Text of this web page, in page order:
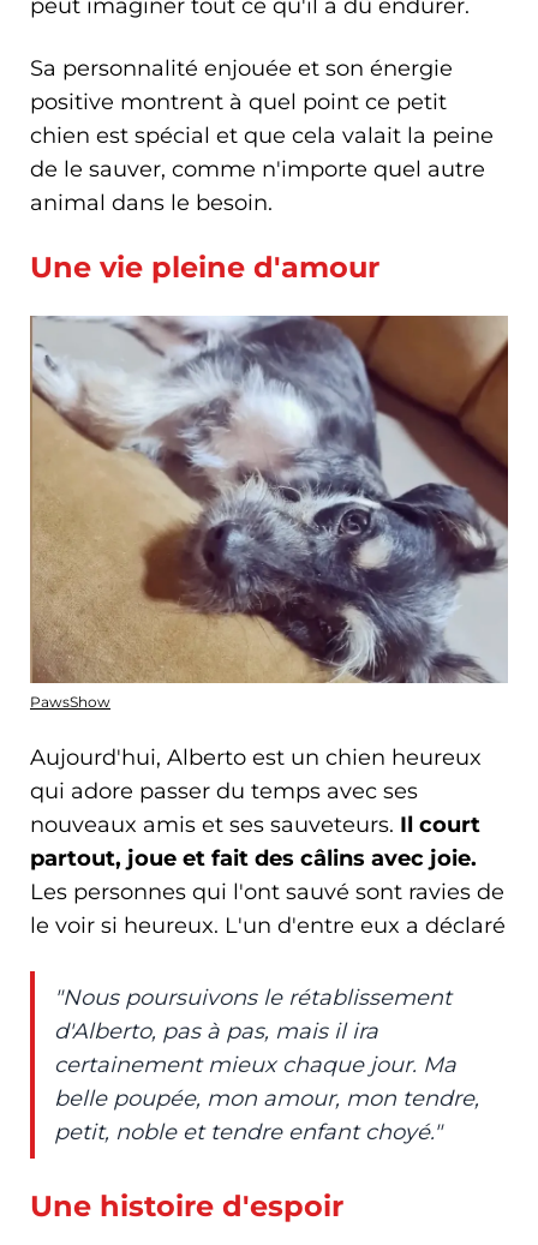
peut imaginer tout ce qu'il a dû endurer.
Sa personnalité enjouée et son énergie
positive montrent à quel point ce petit
chien est spécial et que cela valait la peine
de le sauver, comme n'importe quel autre
animal dans le besoin.
Une vie pleine d'amour
PawsShow
Aujourd'hui, Alberto est un chien heureux
qui adore passer du temps avec ses
nouveaux amis et ses sauveteurs. Il court
partout, joue et fait des câlins avec joie.
Les personnes qui l'ont sauvé sont ravies de
le voir si heureux. L'un d'entre eux a déclaré
"Nous poursuivons le rétablissement
d'Alberto, pas à pas, mais il ira
certainement mieux chaque jour. Ma
belle poupée, mon amour, mon tendre,
petit, noble et tendre enfant choyé."
Une histoire d'espoir